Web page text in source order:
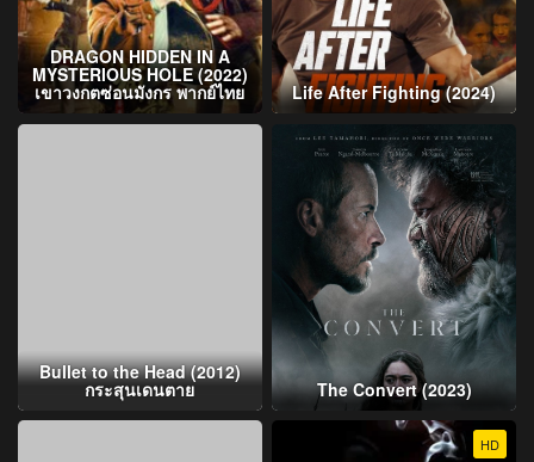
DRAGON HIDDEN IN A
MYSTERIOUS HOLE (2022)
เขาวงกตซ่อนมังกร พากย์ไทย Life After Fighting (2024)
Bullet to the Head (2012)
กระสุนเดนตาย The Convert (2023)
HD